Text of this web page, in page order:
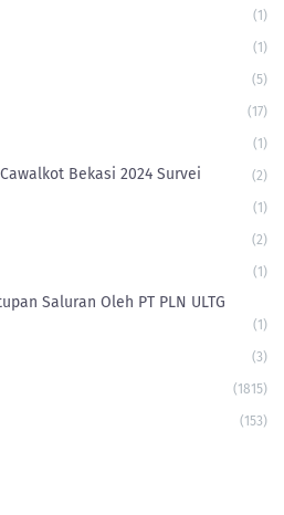
(1)
(1)
(5)
(17)
(1)
Bekasi 2024 Survei (2)
(1)
(2)
(1)
Saluran Oleh PT PLN ULTG
(1)
(3)
(1815)
(153)